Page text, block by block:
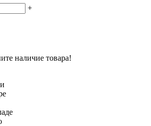
+
наличие товара!